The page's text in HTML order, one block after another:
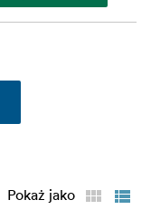
Pokaż jako